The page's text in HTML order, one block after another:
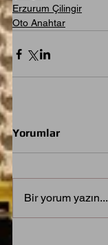
Erzurum Çilingir
Oto Anahtar
Yorumlar
Bir yorum yazın...